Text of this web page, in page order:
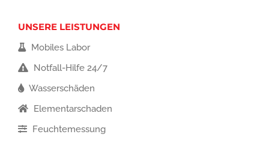
UNSERE LEISTUNGEN
Mobiles Labor
Notfall-Hilfe 24/7
Wasserschäden
Elementarschaden
Feuchtemessung